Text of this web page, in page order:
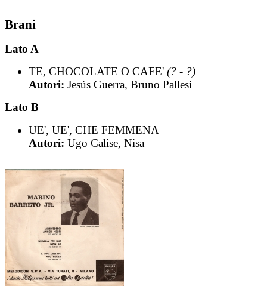
Brani
Lato A
TE, CHOCOLATE O CAFE' (? - ?)
Autori: Jesús Guerra, Bruno Pallesi
Lato B
UE', UE', CHE FEMMENA
Autori: Ugo Calise, Nisa